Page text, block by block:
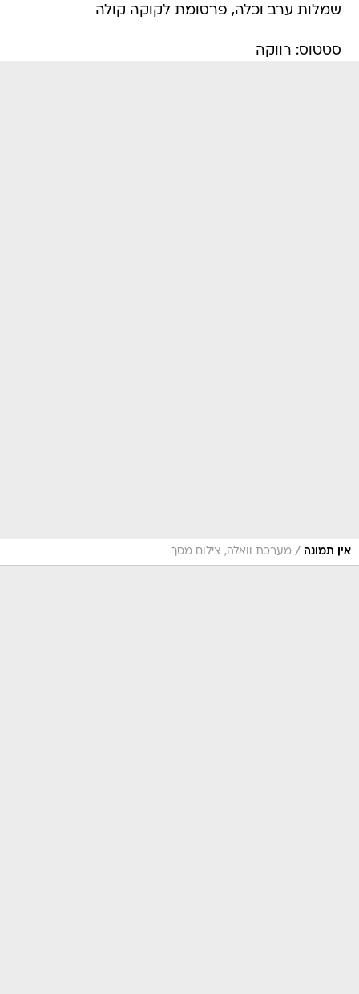
שמלות ערב וכלה, פרסומת לקוקה קולה
סטטוס: רווקה
אין תמונה / מערכת וואלה, צילום מסך